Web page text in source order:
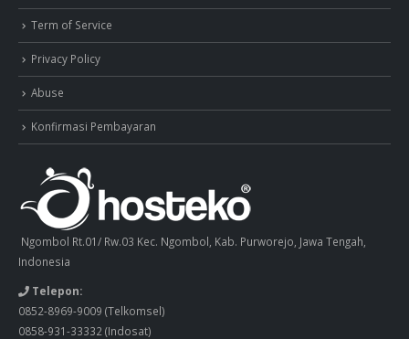
Term of Service
Privacy Policy
Abuse
Konfirmasi Pembayaran
Ngombol Rt.01/ Rw.03 Kec. Ngombol, Kab. Purworejo, Jawa Tengah,
Indonesia
Telepon:
0852-8969-9009 (Telkomsel)
0858-931-33332 (Indosat)